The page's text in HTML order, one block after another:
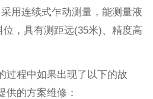
用连续式乍动测量，能测量液
，具有测距远(35米)、精度高
过程中如果出现了以下的故
供的方案维修：